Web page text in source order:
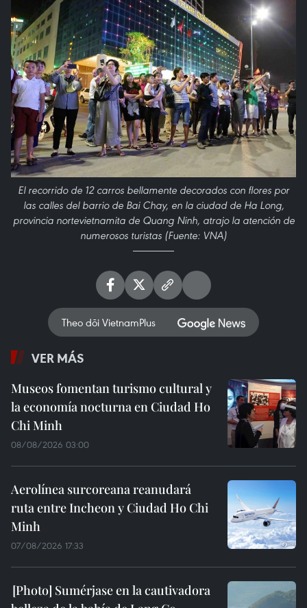
El recorrido de 12 carros bellamente decorados con flores por
las calles del barrio de Bai Chay, en la ciudad de Ha Long,
provincia nortevietnamita de Quang Ninh, atrajo la atención de
numerosos turistas (Fuente: VNA)
Theo dõi VietnamPlus
VER MÁS
Museos fomentan turismo cultural y
la economía nocturna en Ciudad Ho
Chi Minh
08/08/2026 03:00
Aerolínea surcoreana reanudará
ruta entre Incheon y Ciudad Ho Chi
Minh
07/08/2026 17:33
Sumérjase en la cautivadora